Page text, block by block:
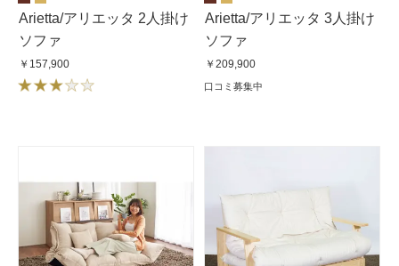
Arietta/アリエッタ 2人掛け
ソファ
￥157,900
Arietta/アリエッタ 3人掛け
ソファ
￥209,900
口コミ募集中